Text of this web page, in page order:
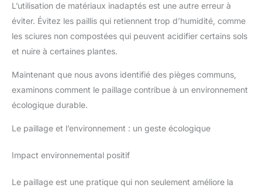
L’utilisation de matériaux inadaptés est une autre erreur à
éviter. Évitez les paillis qui retiennent trop d’humidité, comme
les sciures non compostées qui peuvent acidifier certains sols
et nuire à certaines plantes.
Maintenant que nous avons identifié des pièges communs,
examinons comment le paillage contribue à un environnement
écologique durable.
Le paillage et l’environnement : un geste écologique
Impact environnemental positif
Le paillage est une pratique qui non seulement améliore la